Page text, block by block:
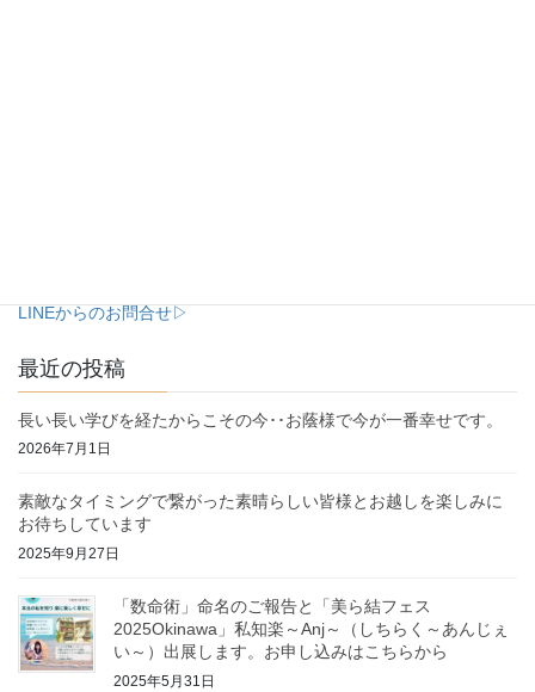
LINEからのお問合せ▷
最近の投稿
長い長い学びを経たからこその今･･お蔭様で今が一番幸せです。
2026年7月1日
素敵なタイミングで繋がった素晴らしい皆様とお越しを楽しみに
お待ちしています
2025年9月27日
「数命術」命名のご報告と「美ら結フェス
2025Okinawa」私知楽～Anj～（しちらく～あんじぇ
い～）出展します。お申し込みはこちらから
2025年5月31日